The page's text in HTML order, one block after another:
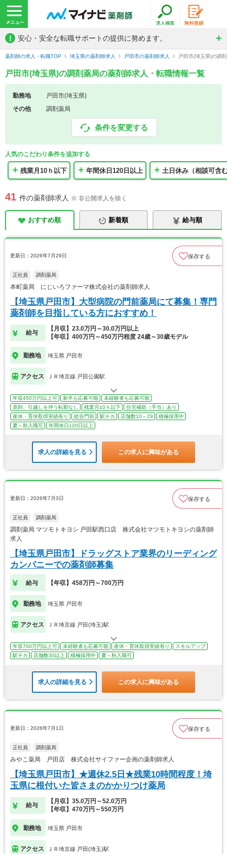
! 安心・安全な転職サポートの提供に努めます。
薬剤師の求人・転職TOP 埼玉県の薬剤師求人 戸田市の薬剤師求人 戸田市(埼玉県)の調
戸田市(埼玉県)の調剤薬局の薬剤師求人・転職情報一覧
勤務地
戸田市(埼玉県)
その他
調剤薬局
条件を変更する
人気のこだわり条件を追加する
残業月10ｈ以下 年間休日120日以上 土日休み（相談可含
41 件の薬剤師求人 ※ 非公開求人を除く
おすすめ順 新着順 給与順
更新日：2026年7月29日 保存する
正社員 調剤薬局
本町薬局 にじいろファーマ株式会社の薬剤師求人
【埼玉県戸田市】大型病院の門前薬局にて募集！専門
薬剤師を目指している方におすすめ！
給与
【月収】23.0万円～30.0万円以上
【年収】400万円～450万円程度 24歳～30歳モデル
勤務地 埼玉県 戸田市
アクセス ＪＲ埼京線 戸田公園駅
年収450万円以上可 新卒も応募可能
未経験者も応募可能
原則、引越しを伴う転勤なし
残業月10ｈ以下
住宅補助（手当）あり
産休・育休取得実績有り
総合門前 駅チカ 店舗数10～29
積極採用中
夏～秋入職可
年間休日120日以上
求人の詳細を見る この求人に興味がある
更新日：2026年7月3日 保存する
正社員 調剤薬局
調剤薬局 マツモトキヨシ 戸田駅西口店 株式会社マツモトキヨシの薬剤師
求人
【埼玉県戸田市】ドラッグストア業界のリーディング
カンパニーでの薬剤師募集
給与 【年収】458万円～700万円
勤務地 埼玉県 戸田市
アクセス ＪＲ埼京線 戸田(埼玉)駅
年収700万円以上可 未経験者も応募可能 産休・育休取得実績有り
スキルアップ
駅チカ
店舗数30以上 積極採用中 夏～秋入職可
求人の詳細を見る この求人に興味がある
更新日：2026年7月1日 保存する
正社員 調剤薬局
みやこ薬局 戸田店 株式会社サイファー企画の薬剤師求人
【埼玉県戸田市】★週休2.5日★残業10時間程度！埼
玉県に根付いた皆さまのかかりつけ薬局
給与
【月収】35.0万円～52.0万円
【年収】470万円～550万円
勤務地 埼玉県 戸田市
アクセス ＪＲ埼京線 戸田(埼玉)駅